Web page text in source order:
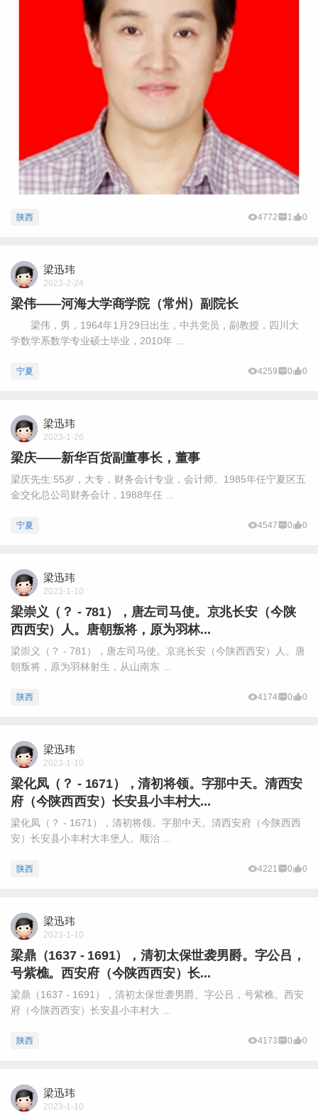
陕西 4772 1 0
梁迅玮
2023-2-24
梁伟——河海大学商学院（常州）副院长
梁伟，男，1964年1月29日出生，中共党员，副教授，四川大
学数学系数学专业硕士毕业，2010年 ...
宁夏 4259 0 0
梁迅玮
2023-1-26
梁庆——新华百货副董事长，董事
梁庆先生:55岁，大专，财务会计专业，会计师。1985年任宁夏区五
金交化总公司财务会计，1988年任 ...
宁夏 4547 0 0
梁迅玮
2023-1-10
梁崇义（？ - 781），唐左司马使。京兆长安（今陕
西西安）人。唐朝叛将，原为羽林...
梁崇义（？ - 781），唐左司马使。京兆长安（今陕西西安）人。唐
朝叛将，原为羽林射生，从山南东 ...
陕西 4174 0 0
梁迅玮
2023-1-10
梁化凤（？ - 1671），清初将领。字那中天。清西安
府（今陕西西安）长安县小丰村大...
梁化凤（？ - 1671），清初将领。字那中天。清西安府（今陕西西
安）长安县小丰村大丰堡人。顺治 ...
陕西 4221 0 0
梁迅玮
2023-1-10
梁鼎（1637 - 1691），清初太保世袭男爵。字公吕，
号紫樵。西安府（今陕西西安）长...
梁鼎（1637 - 1691），清初太保世袭男爵。字公吕，号紫樵。西安
府（今陕西西安）长安县小丰村大 ...
陕西 4173 0 0
梁迅玮
2023-1-10